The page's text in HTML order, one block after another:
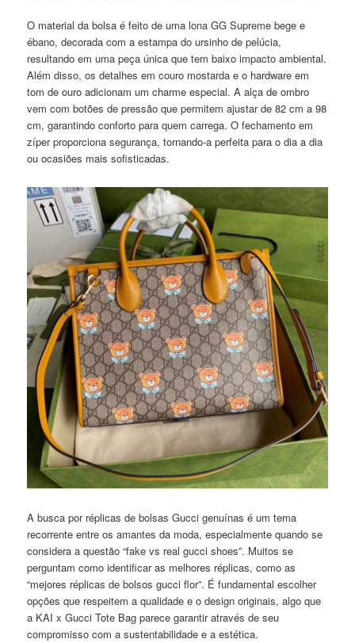
O material da bolsa é feito de uma lona GG Supreme bege e
ébano, decorada com a estampa do ursinho de pelúcia,
resultando em uma peça única que tem baixo impacto ambiental.
Além disso, os detalhes em couro mostarda e o hardware em
tom de ouro adicionam um charme especial. A alça de ombro
vem com botões de pressão que permitem ajustar de 82 cm a 98
cm, garantindo conforto para quem carrega. O fechamento em
zíper proporciona segurança, tornando-a perfeita para o dia a dia
ou ocasiões mais sofisticadas.
A busca por réplicas de bolsas Gucci genuínas é um tema
recorrente entre os amantes da moda, especialmente quando se
considera a questão “fake vs real gucci shoes”. Muitos se
perguntam como identificar as melhores réplicas, como as
“mejores réplicas de bolsos gucci flor”. É fundamental escolher
opções que respeitem a qualidade e o design originais, algo que
a KAI x Gucci Tote Bag parece garantir através de seu
compromisso com a sustentabilidade e a estética.